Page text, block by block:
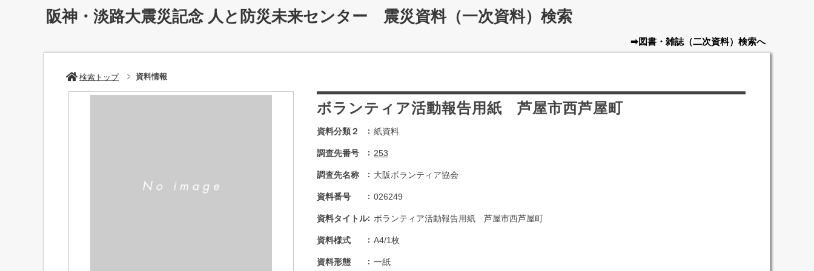
阪神・淡路大震災記念 人と防災未来センター 震災資料（一次資料）検索
➡図書・雑誌（二次資料） 検索へ
検索トップ 資料情報
ボランティア活動報告用紙 芦屋市西芦屋町
資料分類２ 紙資料
調査先番号 253
調査先名称 大阪ボランティア協会
資料番号 026249
資料タイトル ボランティア活動報告用紙 芦屋市西芦屋町
資料様式 A4/1枚
資料形態 一紙